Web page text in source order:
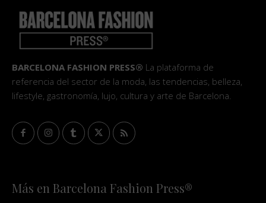
BARCELONA FASHION PRESS® La plataforma de
referencia del sector de la moda, las tendencias, belleza,
lifestyle, gastronomía, lujo, cultura y arte de Barcelona.
Más en Barcelona Fashion Press®